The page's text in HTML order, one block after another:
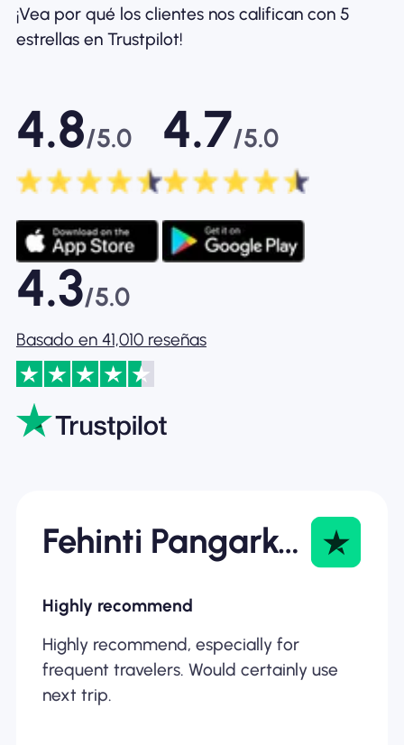
¡Vea por qué los clientes nos califican con 5
estrellas en Trustpilot!
4.8/5.0 4.7/5.0
4.3/5.0
Basado en 41,010 reseñas
Fehinti Pangarkar
Highly recommend
Highly recommend, especially for
frequent travelers. Would certainly use
next trip.